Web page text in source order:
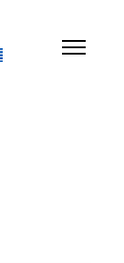
first post.